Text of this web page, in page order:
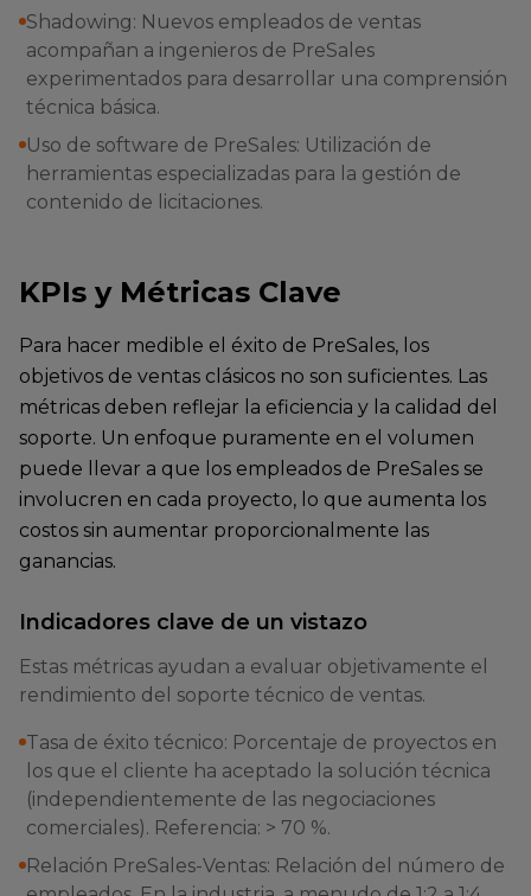
Shadowing: Nuevos empleados de ventas
acompañan a ingenieros de PreSales
experimentados para desarrollar una comprensión
técnica básica.
Uso de software de PreSales: Utilización de
herramientas especializadas para la gestión de
contenido de licitaciones.
KPIs y Métricas Clave
Para hacer medible el éxito de PreSales, los
objetivos de ventas clásicos no son suficientes. Las
métricas deben reflejar la eficiencia y la calidad del
soporte. Un enfoque puramente en el volumen
puede llevar a que los empleados de PreSales se
involucren en cada proyecto, lo que aumenta los
costos sin aumentar proporcionalmente las
ganancias.
Indicadores clave de un vistazo
Estas métricas ayudan a evaluar objetivamente el
rendimiento del soporte técnico de ventas.
Tasa de éxito técnico: Porcentaje de proyectos en
los que el cliente ha aceptado la solución técnica
(independientemente de las negociaciones
comerciales). Referencia: > 70 %.
Relación PreSales-Ventas: Relación del número de